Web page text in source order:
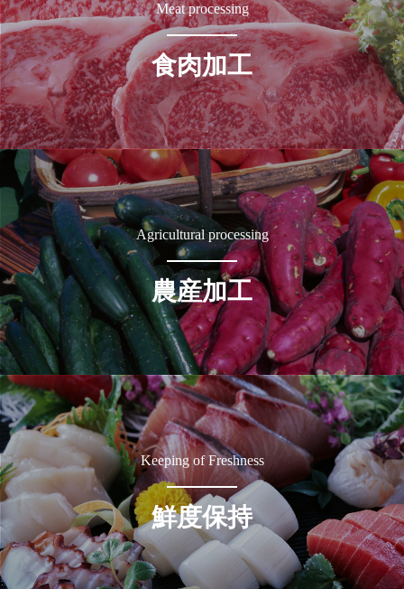
Meat processing
食肉加工
Agricultural processing
農産加工
Keeping of Freshness
鮮度保持